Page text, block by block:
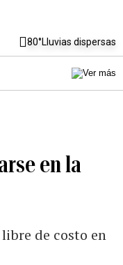
80°Lluvias dispersas
en la
de costo en